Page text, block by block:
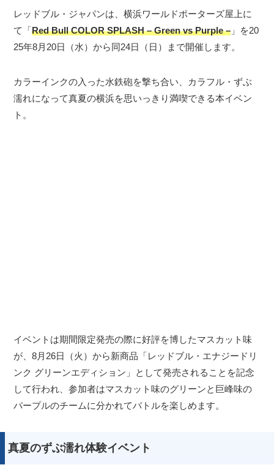
レッドブル・ジャパンは、横浜ワールドポーターズ屋上に
て「Red Bull COLOR SPLASH – Green vs Purple – 」を20
25年8月20日（水）から同24日（日）まで開催します。
カラーインクの入った水鉄砲を撃ち合い、カラフル・ずぶ
濡れになって真夏の横浜を思いっきり満喫できる本イベン
ト。
イベントは期間限定発売の際に好評を博したマスカット味
が、8月26日（火）から新商品「レッドブル・エナジードリ
ンク グリーンエディション」として発売されることを記念
して行われ、参加者はマスカット味のグリーンと巨峰味の
パープルのチームに分かれてバトルを楽しめます。
真夏のずぶ濡れ体験イベント